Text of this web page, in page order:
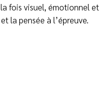
fois visuel, émotionnel et
la pensée à l’épreuve.